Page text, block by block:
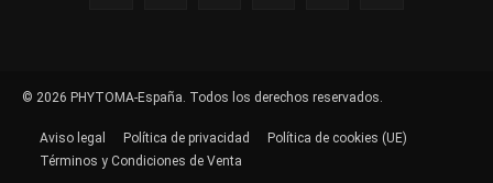
© 2026 PHYTOMA-España. Todos los derechos reservados.
Aviso legal Política de privacidad
Política de cookies (UE)
Términos y Condiciones de Venta